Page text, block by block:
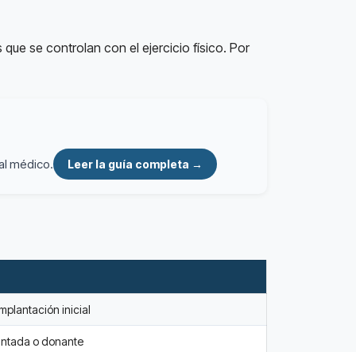
se controlan con el ejercicio físico. Por
médico. Leer la guía completa →
inicial
o donante